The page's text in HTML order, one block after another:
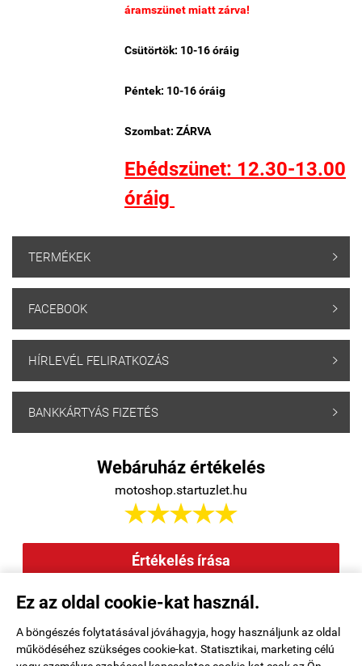
Ez az oldal cookie-kat használ.
A böngészés folytatásával jóváhagyja, hogy használjunk az oldal
működéséhez szükséges cookie-kat. Statisztikai, marketing célú
áramszünet miatt zárva!
Csütörtök: 10-16 óráig
Péntek: 10-16 óráig
Szombat: ZÁRVA
Ebédszünet: 12.30-13.00
óráig
TERMÉKEK 
FACEBOOK 
HÍRLEVÉL FELIRATKOZÁS 
BANKKÁRTYÁS FIZETÉS 
Webáruház értékelés
motoshop.startuzlet.hu

Értékelés írása
Rendelési feltételek|Elérhetőségek|Kosár tartalma, megrendelés